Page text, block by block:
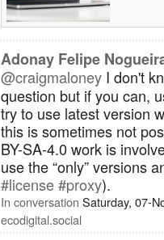
Adonay Felipe
@craigmaloney I don't
question but if you can,
try to use latest version
this is sometimes not
BY-SA-4.0 work is
use the “only” versions
#license#proxy).
In conversation Saturday, 07-
ecodigital.social